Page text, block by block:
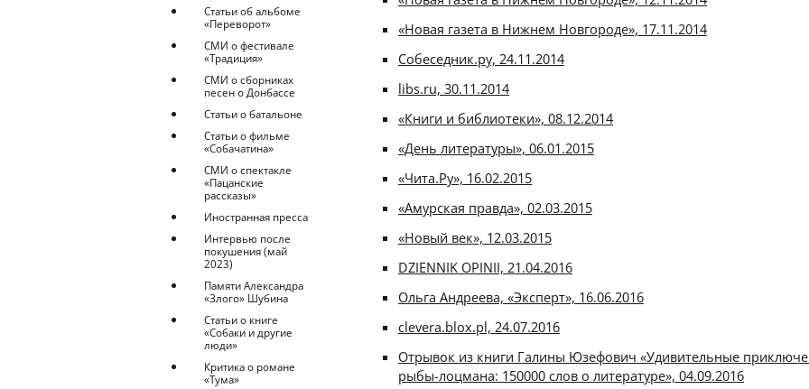
Статьи об альбоме
«Переворот»
СМИ о фестивале
«Традиция»
СМИ о сборниках
песен о Донбассе
Статьи о батальоне
Статьи о фильме
«Собачатина»
СМИ о спектакле
«Пацанские
рассказы»
Иностранная пресса
Интервью после
покушения (май
2023)
Памяти Александра
«Злого» Шубина
Статьи о книге
«Собаки и другие
люди»
Критика о романе
«Тума»
«Новая газета в Нижнем Новгороде», 17.11.2014
Собеседник.ру, 24.11.2014
libs.ru, 30.11.2014
«Книги и библиотеки», 08.12.2014
«День литературы», 06.01.2015
«Чита.Ру», 16.02.2015
«Амурская правда», 02.03.2015
«Новый век», 12.03.2015
DZIENNIK OPINII, 21.04.2016
Ольга Андреева, «Эксперт», 16.06.2016
clevera.blox.pl, 24.07.2016
Отрывок из книги Галины Юзефович «Удивительные
рыбы-лоцмана: 150000 слов о литературе», 04.09.2016